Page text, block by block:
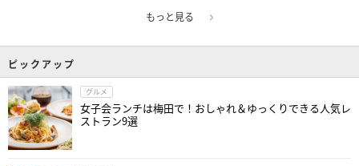
もっと見る
ピックアップ
グルメ
女子会ランチは梅田で！おしゃれ＆ゆっくりできる人気レ
ストラン9選